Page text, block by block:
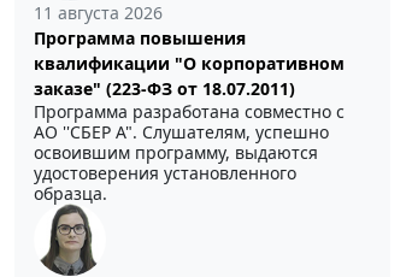
11 августа 2026
Программа повышения
квалификации "О корпоративном
заказе" (223-ФЗ от 18.07.2011)
Программа разработана совместно с
АО ''СБЕР А". Слушателям, успешно
освоившим программу, выдаются
удостоверения установленного
образца.